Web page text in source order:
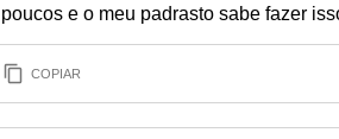
poucos e o meu padrasto sabe fazer
COPIAR